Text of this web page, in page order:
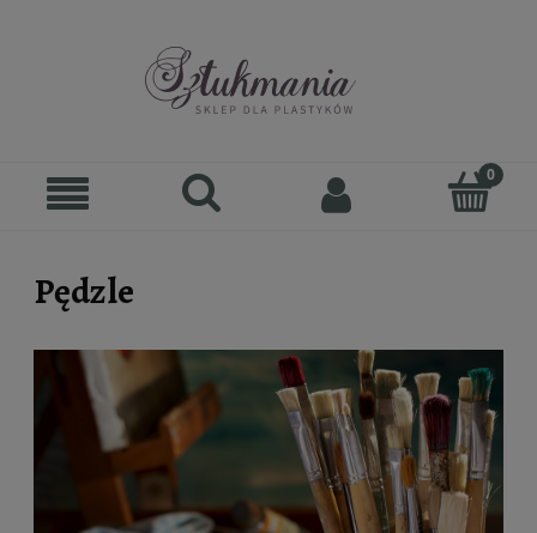
Pędzle